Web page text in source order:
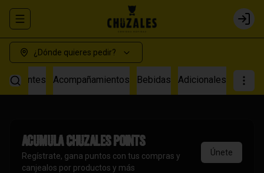
Abrir menu de navegación Login
¿Dónde quieres pedir?
Calientes Acompañamientos Bebidas Adicionales
AcumulaChuzales Points
Regístrate, gana puntos con tus compras y
canjealos por productos y más
Únete